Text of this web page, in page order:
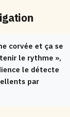
corvée et ça se
le rythme »,
le détecte
par